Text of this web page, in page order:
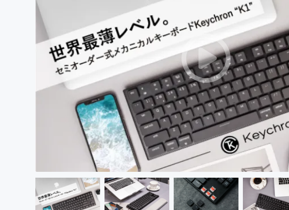
映像・映画 書籍・雑誌出版
ビジネス・起業 チャレンジ
まちづくり・地域活性化